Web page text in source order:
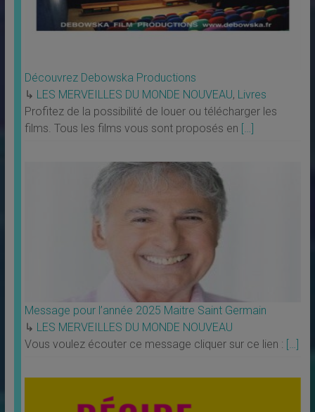
Découvrez Debowska Productions
↳ LES MERVEILLES DU MONDE NOUVEAU, Livres
Profitez de la possibilité de louer ou télécharger les
films. Tous les films vous sont proposés en […]
Message pour l’année 2025 Maitre Saint Germain
↳ LES MERVEILLES DU MONDE NOUVEAU
Vous voulez écouter ce message cliquer sur ce lien : […]